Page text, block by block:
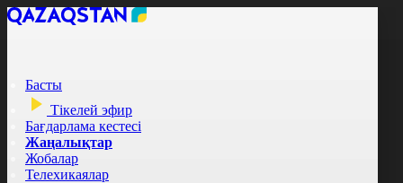
Басты
Тікелей эфир
Бағдарлама кестесі
Жаңалықтар
Жобалар
Телехикаялар